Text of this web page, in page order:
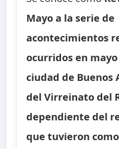
Mayoa la serie de
acontecimientos
ocurridos en mayo
ciudad de Buenos
del Virreinato del
dependiente del
que tuvieron